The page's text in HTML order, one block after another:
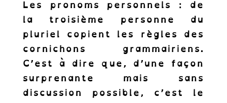
Les pronoms personnels : de
la troisième personne du
pluriel copient les règles des
cornichons grammairiens.
C’est à dire que, d’une façon
surprenante mais sans
discussion possible, c’est le